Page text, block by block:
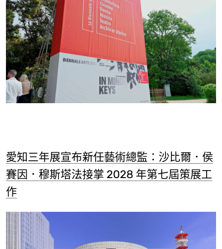
愛知三年展宣布新任藝術總監：沙比爾．侯
賽因．穆斯塔法接掌 2028 年第七屆策展工
作